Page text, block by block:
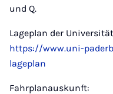
und Q.
Lageplan der
https://www.uni-
lageplan
Fahrplanauskunft: